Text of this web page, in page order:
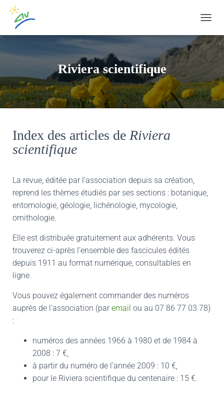
Riviera scientifique
Index des articles de Riviera
scientifique
La revue, éditée par l’association depuis sa création,
reprend les thèmes étudiés par ses sections : botanique,
entomologie, géologie, lichénologie, mycologie,
ornithologie.
Elle est distribuée gratuitement aux adhérents. Vous
trouverez ci-après l’ensemble des fascicules édités
depuis 1911 au format numérique, consultables en
ligne.
Vous pouvez également commander des numéros
auprès de l’association (paremail ou au 07 86 77 03 78)
:
numéros des années 1966 à 1980 et de 1984 à
2008 : 7 €,
à partir du numéro de l’année 2009 : 10 €,
pour le Riviera scientifique du centenaire : 15 €.